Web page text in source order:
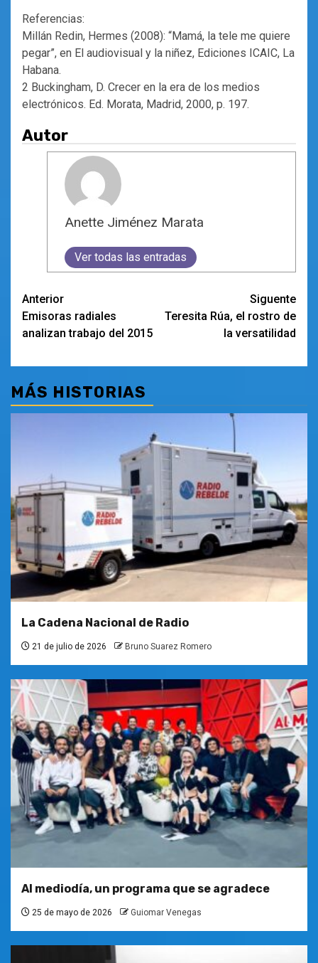
Referencias:
Millán Redin, Hermes (2008): “Mamá, la tele me quiere
pegar”, en El audiovisual y la niñez, Ediciones ICAIC, La
Habana.
2 Buckingham, D. Crecer en la era de los medios
electrónicos. Ed. Morata, Madrid, 2000, p. 197.
Autor
Anette Jiménez Marata
Ver todas las entradas
Navegación
de
Anterior
Emisoras radiales
analizan trabajo del 2015
Siguente
Teresita Rúa, el rostro de
la versatilidad
MÁS HISTORIAS
La Cadena Nacional de Radio
21 de julio de 2026 Bruno Suarez Romero
Al mediodía, un programa que se agradece
25 de mayo de 2026 Guiomar Venegas